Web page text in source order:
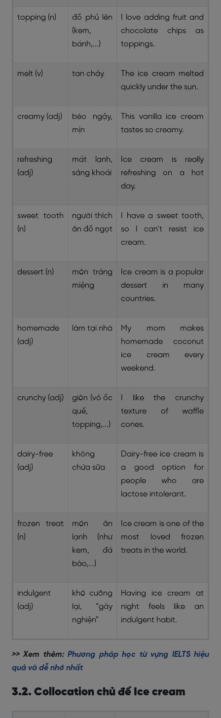
topping (n)
đồ phủ lên
(kem,
bánh,...)
I love adding fruit and
chocolate chips as
toppings.
melt (v) tan chảy
The ice cream melted
quickly under the sun.
creamy (adj)
béo ngậy,
mịn
This vanilla ice cream
tastes so creamy.
refreshing
(adj)
mát lạnh,
sảng khoái
Ice cream is really
refreshing on a hot
day.
sweet tooth
(n)
người thích
ăn đồ ngọt
I have a sweet tooth,
so I can’t resist ice
cream.
dessert (n)
món tráng
miệng
Ice cream is a popular
dessert in many
countries.
homemade
(adj)
làm tại nhà
My mom makes
homemade coconut
ice cream every
weekend.
crunchy (adj)
giòn (vỏ ốc
quế,
topping,...)
I like the crunchy
texture of waffle
cones.
dairy-free
(adj)
không
chứa sữa
Dairy-free ice cream is
a good option for
people who are
lactose intolerant.
frozen treat
(n)
món ăn
lạnh (như
kem, đá
bào,...)
Ice cream is one of the
most loved frozen
treats in the world.
indulgent
(adj)
khó cưỡng
lại, “gây
nghiện”
Having ice cream at
night feels like an
indulgent habit.
>> Xem thêm:Phương pháp học từ vựng IELTS hiệu
quả và dễ nhớ nhất
3.2. Collocation chủ đề Ice cream